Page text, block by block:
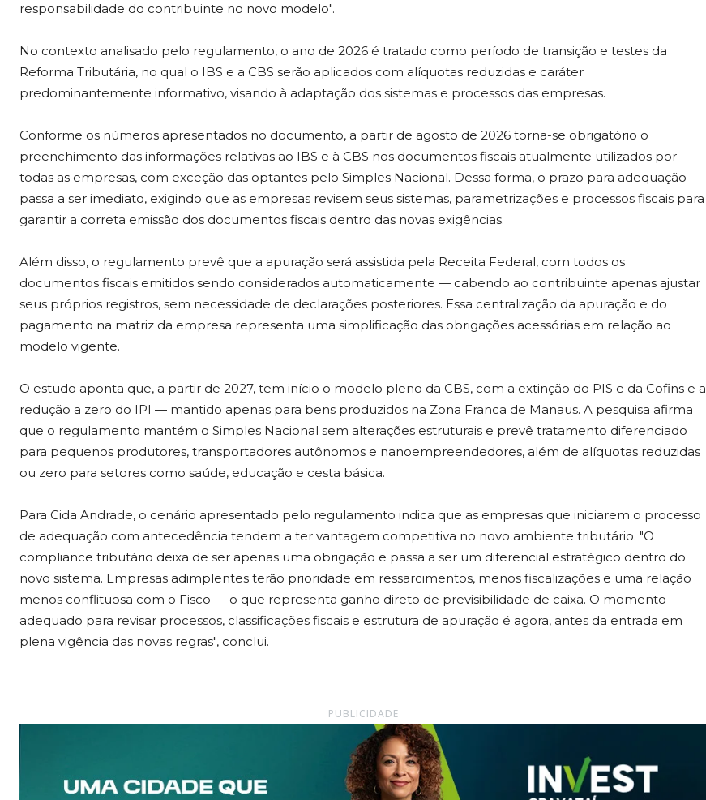
responsabilidade do contribuinte no novo modelo".
No contexto analisado pelo regulamento, o ano de 2026 é tratado como período de transição e testes da
Reforma Tributária, no qual o IBS e a CBS serão aplicados com alíquotas reduzidas e caráter
predominantemente informativo, visando à adaptação dos sistemas e processos das empresas.
Conforme os números apresentados no documento, a partir de agosto de 2026 torna-se obrigatório o
preenchimento das informações relativas ao IBS e à CBS nos documentos fiscais atualmente utilizados por
todas as empresas, com exceção das optantes pelo Simples Nacional. Dessa forma, o prazo para adequação
passa a ser imediato, exigindo que as empresas revisem seus sistemas, parametrizações e processos fiscais para
garantir a correta emissão dos documentos fiscais dentro das novas exigências.
Além disso, o regulamento prevê que a apuração será assistida pela Receita Federal, com todos os
documentos fiscais emitidos sendo considerados automaticamente — cabendo ao contribuinte apenas ajustar
seus próprios registros, sem necessidade de declarações posteriores. Essa centralização da apuração e do
pagamento na matriz da empresa representa uma simplificação das obrigações acessórias em relação ao
modelo vigente.
O estudo aponta que, a partir de 2027, tem início o modelo pleno da CBS, com a extinção do PIS e da Cofins e a
redução a zero do IPI — mantido apenas para bens produzidos na Zona Franca de Manaus. A pesquisa afirma
que o regulamento mantém o Simples Nacional sem alterações estruturais e prevê tratamento diferenciado
para pequenos produtores, transportadores autônomos e nanoempreendedores, além de alíquotas reduzidas
ou zero para setores como saúde, educação e cesta básica.
Para Cida Andrade, o cenário apresentado pelo regulamento indica que as empresas que iniciarem o processo
de adequação com antecedência tendem a ter vantagem competitiva no novo ambiente tributário. "O
compliance tributário deixa de ser apenas uma obrigação e passa a ser um diferencial estratégico dentro do
novo sistema. Empresas adimplentes terão prioridade em ressarcimentos, menos fiscalizações e uma relação
menos conflituosa com o Fisco — o que representa ganho direto de previsibilidade de caixa. O momento
adequado para revisar processos, classificações fiscais e estrutura de apuração é agora, antes da entrada em
plena vigência das novas regras", conclui.
PUBLICIDADE